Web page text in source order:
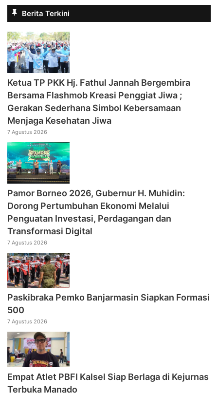
Berita Terkini
‎Ketua TP PKK Hj. Fathul Jannah Bergembira
Bersama Flashmob Kreasi Penggiat Jiwa ;
Gerakan Sederhana Simbol Kebersamaan
Menjaga Kesehatan Jiwa
7 Agustus 2026
Pamor Borneo 2026, Gubernur H. Muhidin:
Dorong Pertumbuhan Ekonomi Melalui
Penguatan Investasi, Perdagangan dan
Transformasi Digital
7 Agustus 2026
Paskibraka Pemko Banjarmasin Siapkan Formasi
500
7 Agustus 2026
Empat Atlet PBFI Kalsel Siap Berlaga di Kejurnas
Terbuka Manado